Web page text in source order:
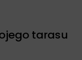
tarasu